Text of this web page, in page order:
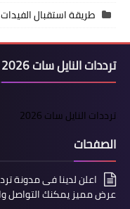
طريقة استقبال الفيدات
ترددات النايل سات 2026
ترددات النايل سات 2026
الصفحات
عرض مميز يمكنك التواصل